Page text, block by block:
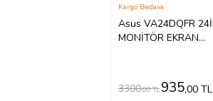
Asus VA24DQFR 24İNÇ
MONİTÖR EKRAN
Kargo Bedava
3300,00 TL 935,00 TL